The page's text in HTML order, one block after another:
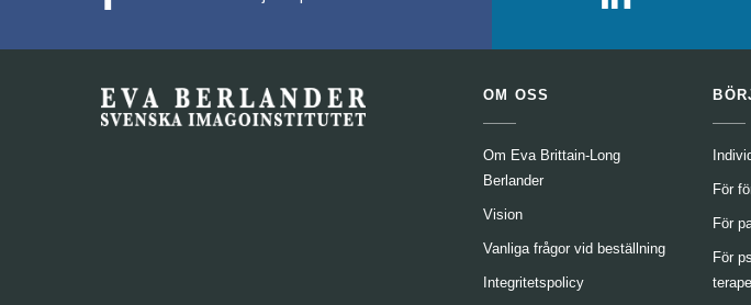
OM OSS
Om Eva Brittain-Long
Berlander
Vision
Vanliga frågor vid beställning
Integritetspolicy
För
För
För